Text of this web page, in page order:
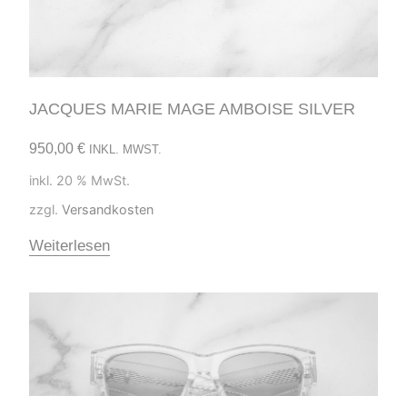
JACQUES MARIE MAGE AMBOISE SILVER
950,00 € INKL. MWST.
inkl. 20 % MwSt.
zzgl. Versandkosten
Weiterlesen